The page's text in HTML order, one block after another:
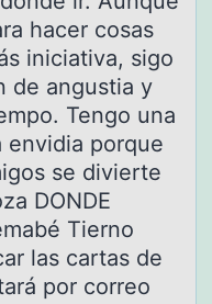
hacer cosas
iniciativa, sigo
de angustia y
Tengo una
envidia porque
se divierte
DONDE
Tierno
las cartas de
por correo